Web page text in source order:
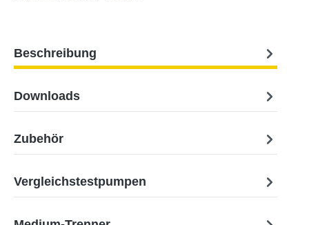
Beschreibung
Downloads
Zubehör
Vergleichstestpumpen